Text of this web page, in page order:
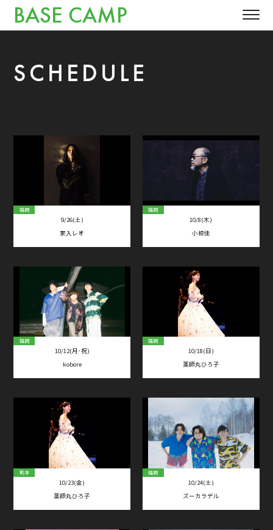
BASE CAMP
SCHEDULE
福岡
9/26(土)
家入レオ
福岡
10/8(木)
小椋佳
福岡
10/12(月･祝)
kobore
福岡
10/18(日)
薬師丸ひろ子
熊本
10/23(金)
薬師丸ひろ子
福岡
10/24(土)
ズーカラデル